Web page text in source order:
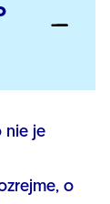
nie je
o